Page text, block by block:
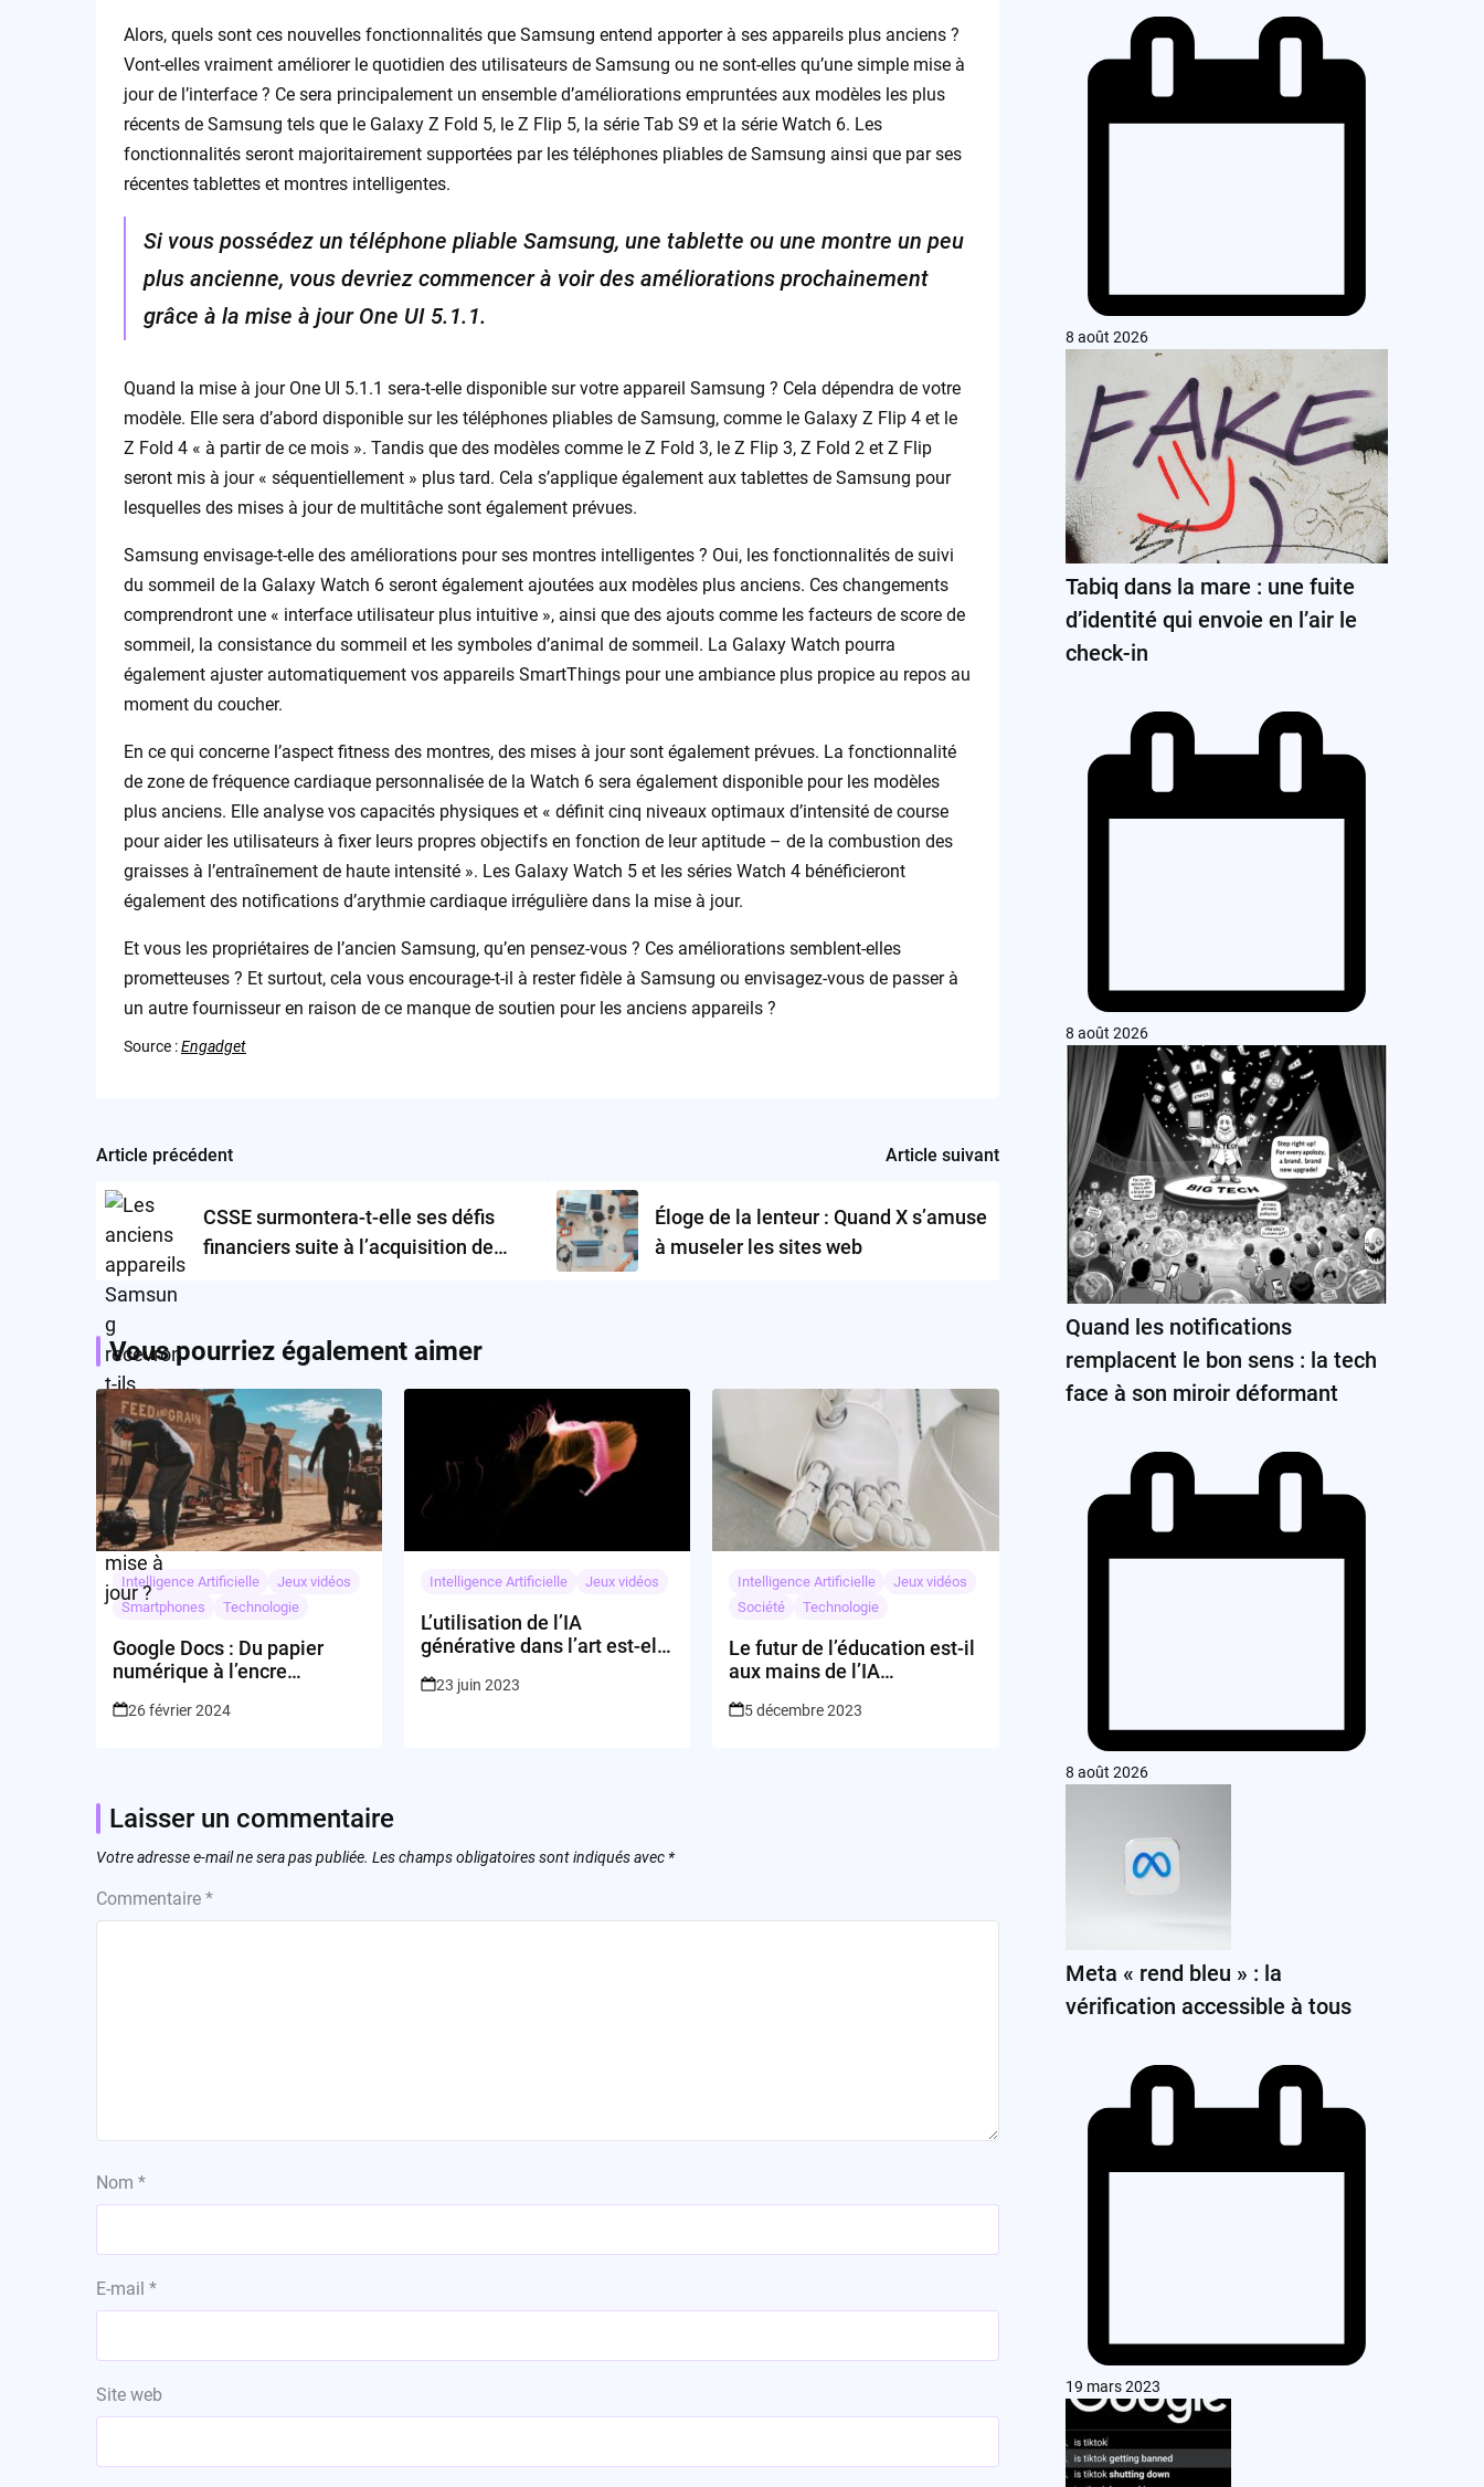
Alors, quels sont ces nouvelles fonctionnalités que Samsung entend apporter à ses appareils plus anciens ?
Vont-elles vraiment améliorer le quotidien des utilisateurs de Samsung ou ne sont-elles qu’une simple mise à
jour de l’interface ? Ce sera principalement un ensemble d’améliorations empruntées aux modèles les plus
récents de Samsung tels que le Galaxy Z Fold 5, le Z Flip 5, la série Tab S9 et la série Watch 6. Les
fonctionnalités seront majoritairement supportées par les téléphones pliables de Samsung ainsi que par ses
récentes tablettes et montres intelligentes.
Si vous possédez un téléphone pliable Samsung, une tablette ou une montre un peu
plus ancienne, vous devriez commencer à voir des améliorations prochainement
grâce à la mise à jour One UI 5.1.1.
Quand la mise à jour One UI 5.1.1 sera-t-elle disponible sur votre appareil Samsung ? Cela dépendra de votre
modèle. Elle sera d’abord disponible sur les téléphones pliables de Samsung, comme le Galaxy Z Flip 4 et le
Z Fold 4 « à partir de ce mois ». Tandis que des modèles comme le Z Fold 3, le Z Flip 3, Z Fold 2 et Z Flip
seront mis à jour « séquentiellement » plus tard. Cela s’applique également aux tablettes de Samsung pour
lesquelles des mises à jour de multitâche sont également prévues.
Samsung envisage-t-elle des améliorations pour ses montres intelligentes ? Oui, les fonctionnalités de suivi
du sommeil de la Galaxy Watch 6 seront également ajoutées aux modèles plus anciens. Ces changements
comprendront une « interface utilisateur plus intuitive », ainsi que des ajouts comme les facteurs de score de
sommeil, la consistance du sommeil et les symboles d’animal de sommeil. La Galaxy Watch pourra
également ajuster automatiquement vos appareils SmartThings pour une ambiance plus propice au repos au
moment du coucher.
En ce qui concerne l’aspect fitness des montres, des mises à jour sont également prévues. La fonctionnalité
de zone de fréquence cardiaque personnalisée de la Watch 6 sera également disponible pour les modèles
plus anciens. Elle analyse vos capacités physiques et « définit cinq niveaux optimaux d’intensité de course
pour aider les utilisateurs à fixer leurs propres objectifs en fonction de leur aptitude – de la combustion des
graisses à l’entraînement de haute intensité ». Les Galaxy Watch 5 et les séries Watch 4 bénéficieront
également des notifications d’arythmie cardiaque irrégulière dans la mise à jour.
Et vous les propriétaires de l’ancien Samsung, qu’en pensez-vous ? Ces améliorations semblent-elles
prometteuses ? Et surtout, cela vous encourage-t-il à rester fidèle à Samsung ou envisagez-vous de passer à
un autre fournisseur en raison de ce manque de soutien pour les anciens appareils ?
Source :Engadget
Post
navigation
Article précédent
CSSE surmontera-t-elle ses défis
financiers suite à l’acquisition de
Article suivant
Éloge de la lenteur : Quand X s’amuse
à museler les sites web
Vous pourriez également aimer
Intelligence Artificielle
Jeux vidéos
Smartphones
Technologie
Google Docs : Du papier
numérique à l’encre
26 février 2024
Intelligence Artificielle Jeux vidéos
L’utilisation de l’IA
générative dans l’art est-elle
23 juin 2023
Intelligence Artificielle
Jeux vidéos
Société
Technologie
Le futur de l’éducation est-il
aux mains de l’IA
5 décembre 2023
Laisser un commentaire
Votre adresse e-mail ne sera pas publiée. Les champs obligatoires sont indiqués avec *
Commentaire *
Nom *
E-mail *
Site web
8 août 2026
Tabiq dans la mare : une fuite
d’identité qui envoie en l’air le
check-in
8 août 2026
Quand les notifications
remplacent le bon sens : la tech
face à son miroir déformant
8 août 2026
Meta « rend bleu » : la
vérification accessible à tous
19 mars 2023